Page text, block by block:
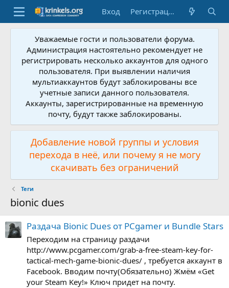
Вход Регистрация
Уважаемые гости и пользователи форума.
Администрация настоятельно рекомендует не
регистрировать несколько аккаунтов для одного
пользователя. При выявлении наличия
мультиаккаунтов будут заблокированы все
учетные записи данного пользователя.
Аккаунты, зарегистрированные на временную
почту, будут также заблокированы.
Добавление новой группы и условия
перехода в неё, или почему я не могу
скачивать без ограничений
Теги
bionic dues
Раздача Bionic Dues от PCgamer и Bundle Stars
Переходим на страницу раздачи
http://www.pcgamer.com/grab-a-free-steam-key-for-
tactical-mech-game-bionic-dues/ , требуется аккаунт в
Facebook. Вводим почту(Обязательно) Жмём «Get
your Steam Key!» Ключ придет на почту.